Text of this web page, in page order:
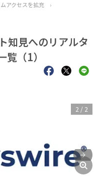
アクセスを拡充
›
知見へのリアルタ
（1）
次
1 / 2